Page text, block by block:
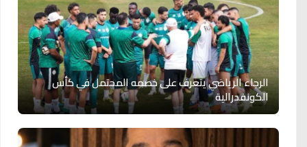
الرجاء الرياضي يتعرف على خصمه المحتمل في كأس
الكونفدرالية